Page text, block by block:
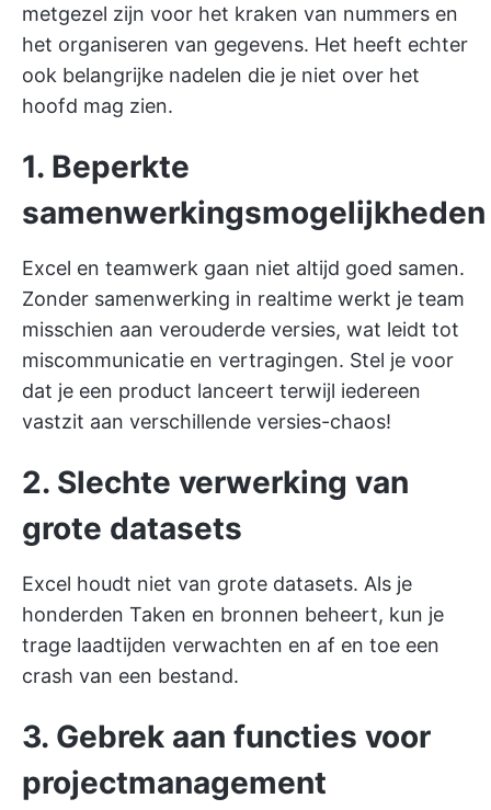
metgezel zijn voor het kraken van nummers en
het organiseren van gegevens. Het heeft echter
ook belangrijke nadelen die je niet over het
hoofd mag zien.
1. Beperkte
samenwerkingsmogelijkheden
Excel en teamwerk gaan niet altijd goed samen.
Zonder samenwerking in realtime werkt je team
misschien aan verouderde versies, wat leidt tot
miscommunicatie en vertragingen. Stel je voor
dat je een product lanceert terwijl iedereen
vastzit aan verschillende versies-chaos!
2. Slechte verwerking van
grote datasets
Excel houdt niet van grote datasets. Als je
honderden Taken en bronnen beheert, kun je
trage laadtijden verwachten en af en toe een
crash van een bestand.
3. Gebrek aan functies voor
projectmanagement